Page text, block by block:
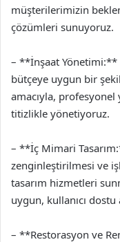
müşterilerimizin
çözümleri sunuyoruz.
– **İnşaat Yönetimi:**
bütçeye uygun bir
amacıyla,
titizlikle yönetiyoruz.
– **İç Mimari
zenginleştirilmesi ve
tasarım hizmetleri
uygun, kullanıcı
– **Restorasyon ve